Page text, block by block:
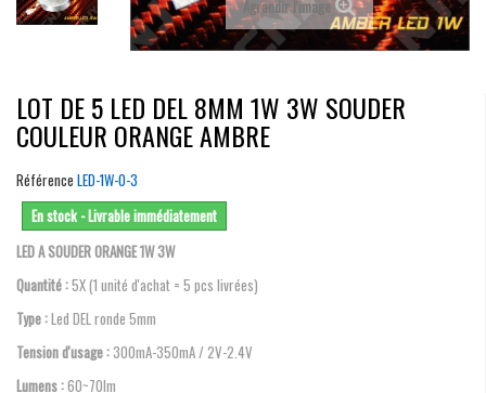
Agrandir l'image
LOT DE 5 LED DEL 8MM 1W 3W SOUDER
COULEUR ORANGE AMBRE
Référence LED-1W-O-3
En stock - Livrable immédiatement
LED A SOUDER ORANGE 1W 3W
Quantité :5X (1 unité d'achat = 5 pcs livrées)
Type :Led DEL ronde 5mm
Tension d'usage :300mA-350mA / 2V-2.4V
Lumens :60~70lm